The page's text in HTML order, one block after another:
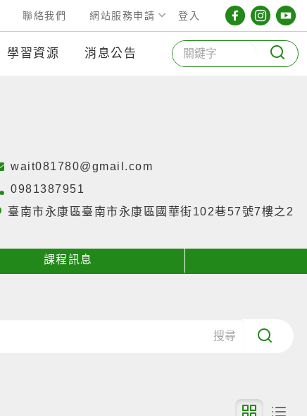
聯絡我們 網站服務申請 登入 工藝中心
工藝中
工
學習資源 消息公告 全
wait081780@gmail.com
0981387951
臺南市永康區臺南市永康區國華街102巷57號7樓之2
課程訊息
變為網格